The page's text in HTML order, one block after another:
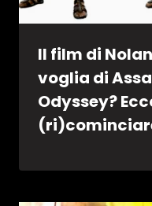
Il film di
voglia di
Odyssey?